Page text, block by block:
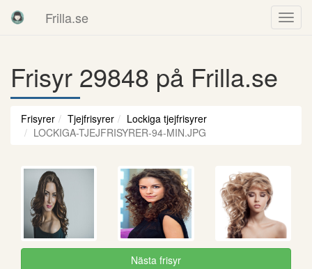
Frilla.se
Frisyr 29848 på Frilla.se
Frisyrer Tjejfrisyrer
Lockiga tjejfrisyrer
LOCKIGA-TJEJFRISYRER-94-MIN.JPG
Nästa frisyr